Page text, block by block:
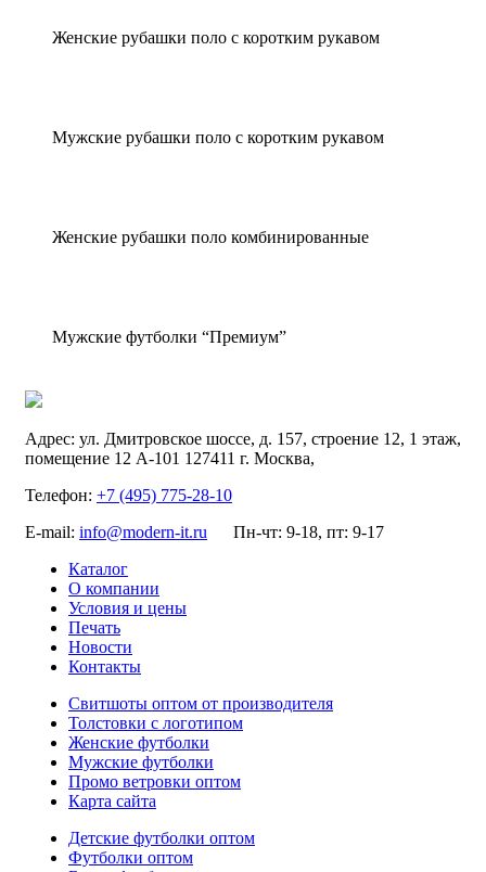
Женские рубашки поло с коротким рукавом
Мужские рубашки поло с коротким рукавом
Женские рубашки поло комбинированные
Мужские футболки “Премиум”
Адрес: ул. Дмитровское шоссе, д. 157, строение 12, 1 этаж,
помещение 12 А-101 127411 г. Москва,
Телефон: +7 (495) 775-28-10
E-mail: info@modern-it.ru
Пн-чт: 9-18, пт: 9-17
Каталог
О компании
Условия и цены
Печать
Новости
Контакты
Свитшоты оптом от производителя
Толстовки с логотипом
Женские футболки
Мужские футболки
Промо ветровки оптом
Карта сайта
Детские футболки оптом
Футболки оптом